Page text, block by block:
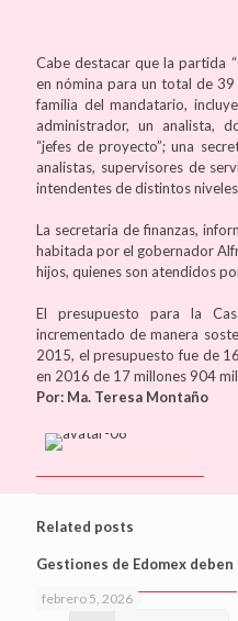
Cabe destacar que la partida
en nómina para un total de 39
familia del mandatario,
administrador, un analista,
“jefes de proyecto”; una
analistas, supervisores de
intendentes de distintos
La secretaria de finanzas,
habitada por el gobernador
hijos, quienes son atendidos
El presupuesto para la
incrementado de manera
2015, el presupuesto fue de
en 2016 de 17 millones 904
Por: Ma. Teresa Montaño
Related posts
febrero 5, 2026
Gestiones de Edomex